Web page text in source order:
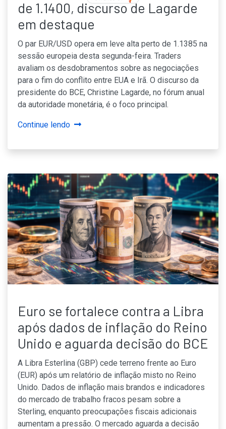
de 1.1400, discurso de Lagarde
em destaque
O par EUR/USD opera em leve alta perto de 1.1385 na
sessão europeia desta segunda-feira. Traders
avaliam os desdobramentos sobre as negociações
para o fim do conflito entre EUA e Irã. O discurso da
presidente do BCE, Christine Lagarde, no fórum anual
da autoridade monetária, é o foco principal.
Continue lendo
Euro se fortalece contra a Libra
após dados de inflação do Reino
Unido e aguarda decisão do BCE
A Libra Esterlina (GBP) cede terreno frente ao Euro
(EUR) após um relatório de inflação misto no Reino
Unido. Dados de inflação mais brandos e indicadores
do mercado de trabalho fracos pesam sobre a
Sterling, enquanto preocupações fiscais adicionais
aumentam a pressão. O mercado aguarda a decisão
BY